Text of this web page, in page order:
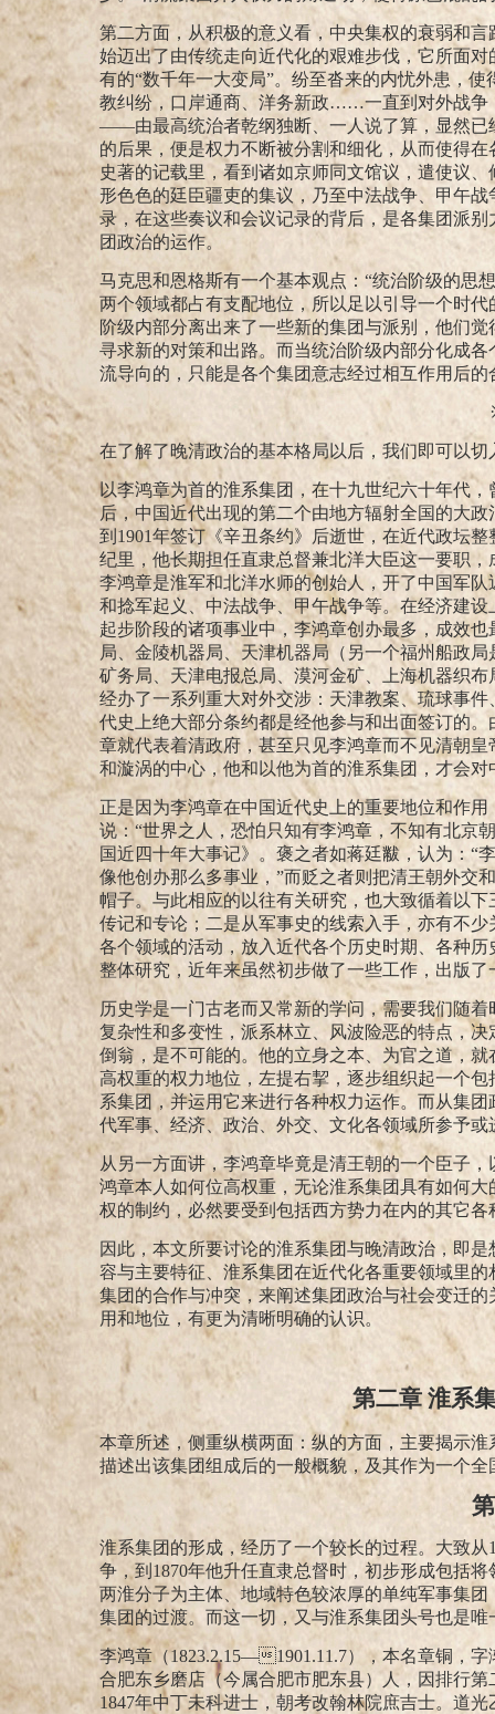
第二方面，从积极的意义看，中央集权的衰弱和
始迈出了由传统走向近代化的艰难步伐，它所面
有的“数千年一大变局”。纷至沓来的内忧外患，
教纠纷，口岸通商、洋务新政……一直到对外战争
——由最高统治者乾纲独断、一人说了算，显然已
的后果，便是权力不断被分割和细化，从而使得
史著的记载里，看到诸如京师同文馆议，遣使议
形色色的廷臣疆吏的集议，乃至中法战争、甲午
录，在这些奏议和会议记录的背后，是各集团派
团政治的运作。
马克思和恩格斯有一个基本观点：“统治阶级的思
两个领域都占有支配地位，所以足以引导一个时
阶级内部分离出来了一些新的集团与派别，他们
寻求新的对策和出路。而当统治阶级内部分化成
流导向的，只能是各个集团意志经过相互作用后
在了解了晚清政治的基本格局以后，我们即可以切
以李鸿章为首的淮系集团，在十九世纪六十年代
后，中国近代出现的第二个由地方辐射全国的大
到 1901年签订《辛丑条约》后逝世，在近代政坛
纪里，他长期担任直隶总督兼北洋大臣这一要职
李鸿章是淮军和北洋水师的创始人，开了中国军
和捻军起义、中法战争、甲午战争等。在经济建
起步阶段的诸项事业中，李鸿章创办最多，成效
局、金陵机器局、天津机器局（另一个福州船政
矿务局、天津电报总局、漠河金矿、上海机器织
经办了一系列重大对外交涉：天津教案、琉球事
代史上绝大部分条约都是经他参与和出面签订的
章就代表着清政府，甚至只见李鸿章而不见清朝
和漩涡的中心，他和以他为首的淮系集团，才会
正是因为李鸿章在中国近代史上的重要地位和作
说：“世界之人，恐怕只知有李鸿章，不知有北京
国近四十年大事记》。褒之者如蒋廷黻，认为：“
像他创办那么多事业，”而贬之者则把清王朝外交
帽子。与此相应的以往有关研究，也大致循着以
传记和专论；二是从军事史的线索入手，亦有不
各个领域的活动，放入近代各个历史时期、各种
整体研究，近年来虽然初步做了一些工作，出版
历史学是一门古老而又常新的学问，需要我们随
复杂性和多变性，派系林立、风波险恶的特点，
倒翁，是不可能的。他的立身之本、为官之道，
高权重的权力地位，左提右挈，逐步组织起一个
系集团，并运用它来进行各种权力运作。而从集
代军事、经济、政治、外交、文化各领域所参予
从另一方面讲，李鸿章毕竟是清王朝的一个臣子
鸿章本人如何位高权重，无论淮系集团具有如何
权的制约，必然要受到包括西方势力在内的其它
因此，本文所要讨论的淮系集团与晚清政治，即
容与主要特征、淮系集团在近代化各重要领域里
集团的合作与冲突，来阐述集团政治与社会变迁
用和地位，有更为清晰明确的认识。
第二章 淮系
本章所述，侧重纵横两面：纵的方面，主要揭示
描述出该集团组成后的一般概貌，及其作为一个
淮系集团的形成，经历了一个较长的过程。大致从
争，到 1870年他升任直隶总督时，初步形成包括
两淮分子为主体、地域特色较浓厚的单纯军事集
集团的过渡。而这一切，又与淮系集团头号也是
李鸿章（1823.2.15— 1901.11.7），本名章铜，
合肥东乡磨店（今属合肥市肥东县）人，因排行
1847年中丁未科进士，朝考改翰林院庶吉士。道